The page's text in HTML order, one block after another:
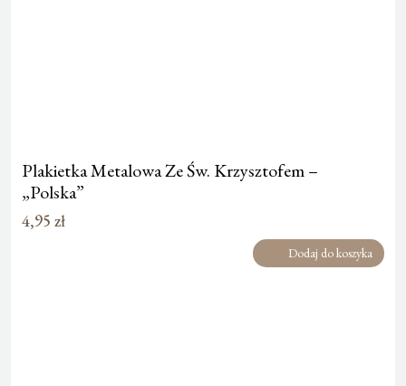
Plakietka Metalowa Ze Św. Krzysztofem –
„Polska”
4,95 zł
Dodaj do koszyka